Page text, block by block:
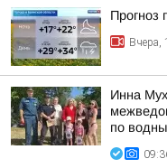
Прогноз
Вчера,
Инна
по